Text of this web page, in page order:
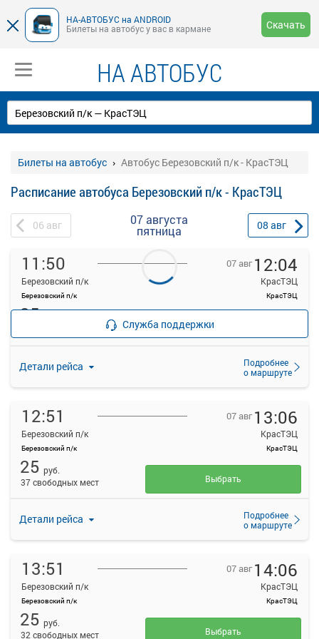
НА-АВТОБУС на ANDROID
Билеты на автобус у вас в кармане
Скачать
НА АВТОБУС
Билеты на автобус Автобус Березовский п/к - КрасТЭЦ
Расписание автобуса Березовский п/к - КрасТЭЦ
06 авг 07 августа
пятница 08 авг
11:50
Березовский п/к
Березовский п/к
07 авг 12:04
КрасТЭЦ
КрасТЭЦ
Детали рейса
Подробнее
о маршруте
25
Продажа билетов
прекращена
12:51
Березовский п/к
Березовский п/к
07 авг 13:06
КрасТЭЦ
КрасТЭЦ
Детали рейса
Подробнее
о маршруте
25 руб.
37 свободных мест
Выбрать
13:51
Березовский п/к
Березовский п/к
07 авг 14:06
КрасТЭЦ
КрасТЭЦ
25 руб.
32 свободных мест
Выбрать
Служба поддержки